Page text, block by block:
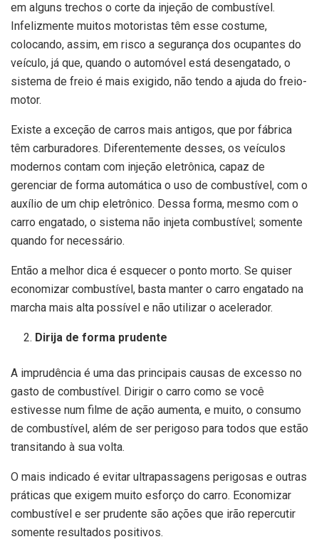
em alguns trechos o corte da injeção de combustível.
Infelizmente muitos motoristas têm esse costume,
colocando, assim, em risco a segurança dos ocupantes do
veículo, já que, quando o automóvel está desengatado, o
sistema de freio é mais exigido, não tendo a ajuda do freio-
motor.
Existe a exceção de carros mais antigos, que por fábrica
têm carburadores. Diferentemente desses, os veículos
modernos contam com injeção eletrônica, capaz de
gerenciar de forma automática o uso de combustível, com o
auxílio de um chip eletrônico. Dessa forma, mesmo com o
carro engatado, o sistema não injeta combustível; somente
quando for necessário.
Então a melhor dica é esquecer o ponto morto. Se quiser
economizar combustível, basta manter o carro engatado na
marcha mais alta possível e não utilizar o acelerador.
Dirija de forma prudente
A imprudência é uma das principais causas de excesso no
gasto de combustível. Dirigir o carro como se você
estivesse num filme de ação aumenta, e muito, o consumo
de combustível, além de ser perigoso para todos que estão
transitando à sua volta.
O mais indicado é evitar ultrapassagens perigosas e outras
práticas que exigem muito esforço do carro. Economizar
combustível e ser prudente são ações que irão repercutir
somente resultados positivos.